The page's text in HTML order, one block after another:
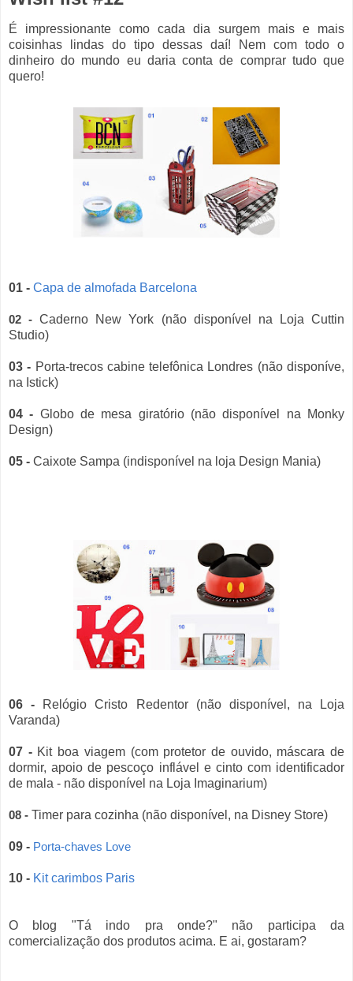
É impressionante como cada dia surgem mais e mais
coisinhas lindas do tipo dessas daí! Nem com todo o
dinheiro do mundo eu daria conta de comprar tudo que
quero!
01 - Capa de almofada Barcelona
02 - Caderno New York (não disponível na Loja Cuttin
Studio)
03 - Porta-trecos cabine telefônica Londres (não disponíve,
na Istick)
04 - Globo de mesa giratório (não disponível na Monky
Design)
05 - Caixote Sampa (indisponível na loja Design Mania)
06 - Relógio Cristo Redentor (não disponível, na Loja
Varanda)
07 -Kit boa viagem (com protetor de ouvido, máscara de
dormir, apoio de pescoço inflável e cinto com identificador
de mala - não disponível na Loja Imaginarium)
08 - Timer para cozinha (não disponível, na Disney Store)
09 - Porta-chaves Love
10 - Kit carimbos Paris
O blog "Tá indo pra onde?" não participa da
comercialização dos produtos acima. E ai, gostaram?